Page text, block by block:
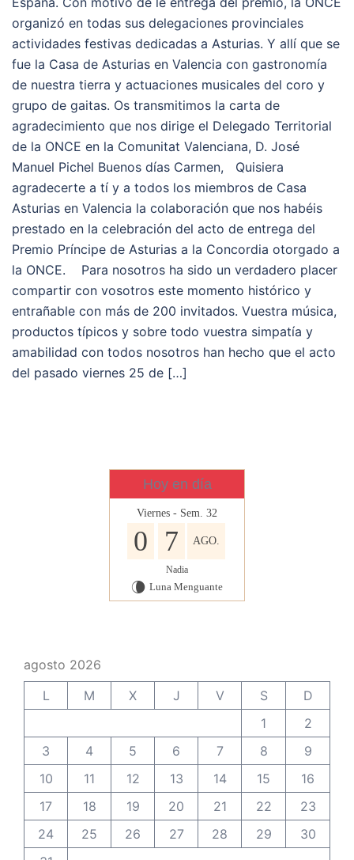
organizó en todas sus delegaciones provinciales
actividades festivas dedicadas a Asturias. Y allí que se
fue la Casa de Asturias en Valencia con gastronomía
de nuestra tierra y actuaciones musicales del coro y
grupo de gaitas. Os transmitimos la carta de
agradecimiento que nos dirige el Delegado Territorial
de la ONCE en la Comunitat Valenciana, D. José
Manuel Pichel Buenos días Carmen, Quisiera
agradecerte a tí y a todos los miembros de Casa
Asturias en Valencia la colaboración que nos habéis
prestado en la celebración del acto de entrega del
Premio Príncipe de Asturias a la Concordia otorgado a
la ONCE. Para nosotros ha sido un verdadero placer
compartir con vosotros este momento histórico y
entrañable con más de 200 invitados. Vuestra música,
productos típicos y sobre todo vuestra simpatía y
amabilidad con todos nosotros han hecho que el acto
del pasado viernes 25 de […]
Hoy en día
Viernes - Sem. 32
0 7 AGO.
Nadia
V Luna Menguante
agosto 2026
L
M X J V S
D
1
2
3
4 5 6 7 8
9
10
11 12 13 14 15
16
17
18 19 20 21 22
23
24
25 26 27 28 29
30